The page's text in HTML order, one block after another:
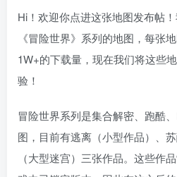
Hi！欢迎你点进这张地图发布帖
《冒险世界》系列的地图，每张
1W+的下载量，现在我们将这些
验！
冒险世界系列是集合解密、跑酷
图，目前有逃离（小型作品）、
（大型迷宫）三张作品。这些作